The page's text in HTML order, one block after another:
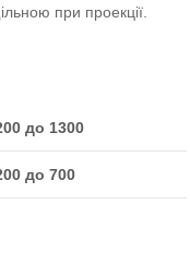
при проекції.
до 1300
до 700